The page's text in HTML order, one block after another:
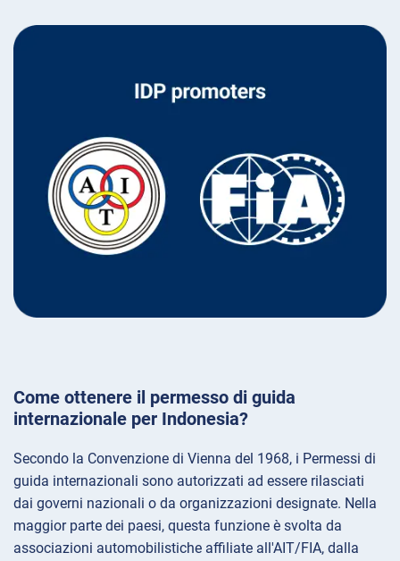
Come ottenere il permesso di guida
internazionale per Indonesia?
Secondo la Convenzione di Vienna del 1968, i Permessi di
guida internazionali sono autorizzati ad essere rilasciati
dai governi nazionali o da organizzazioni designate. Nella
maggior parte dei paesi, questa funzione è svolta da
associazioni automobilistiche affiliate all'AIT/FIA, dalla